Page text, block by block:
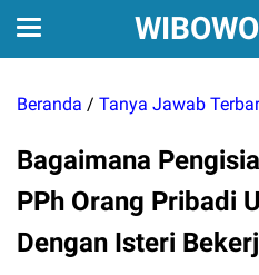
Beranda / Tanya Jawab
Bagaimana
PPh Orang Pribadi
Dengan Isteri